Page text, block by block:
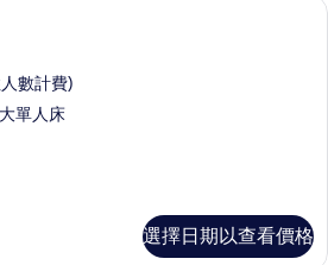
數計費)
單人床
選擇日期以查看價格